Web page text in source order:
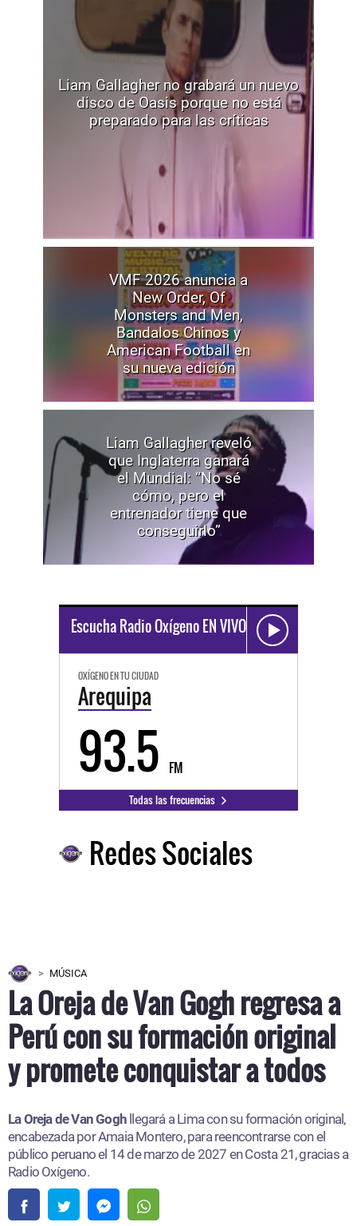
Liam Gallagher no grabará un nuevo
disco de Oasis porque no está
preparado para las críticas
VMF 2026 anuncia a
New Order, Of
Monsters and Men,
Bandalos Chinos y
American Football en
su nueva edición
Liam Gallagher reveló
que Inglaterra ganará
el Mundial: “No sé
cómo, pero el
entrenador tiene que
conseguirlo”
Escucha Radio Oxígeno EN VIVO
OXÍGENO EN TU CIUDAD
Arequipa
93.5 FM
Todas las frecuencias
Redes Sociales
MÚSICA
La Oreja de Van Gogh regresa a
Perú con su formación original
y promete conquistar a todos
La Oreja de Van Gogh llegará a Lima con su formación original,
encabezada por Amaia Montero, para reencontrarse con el
público peruano el 14 de marzo de 2027 en Costa 21, gracias a
Radio Oxígeno.